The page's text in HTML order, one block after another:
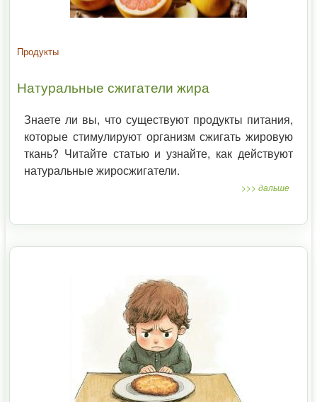
Продукты
Натуральные сжигатели жира
Знаете ли вы, что существуют продукты питания,
которые стимулируют организм сжигать жировую
ткань? Читайте статью и узнайте, как действуют
натуральные жиросжигатели.
>>> дальше